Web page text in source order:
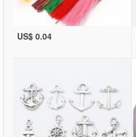
US$ 0.04